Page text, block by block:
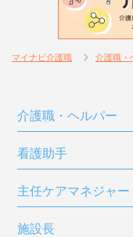
マイナビ介護職 介護職・
介護職・ヘルパー
看護助手
主任ケアマネジャー
施設長